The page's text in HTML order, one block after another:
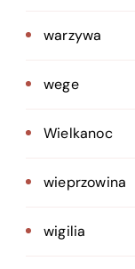
warzywa
wege
Wielkanoc
wieprzowina
wigilia